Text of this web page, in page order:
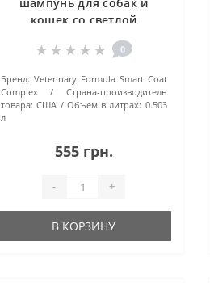
кошек со светлой
0
Бренд: Veterinary Formula Smart Coat
Complex
Страна-производитель
товара: США Объем в литрах: 0.503
л
555 грн.
- +
В КОРЗИНУ